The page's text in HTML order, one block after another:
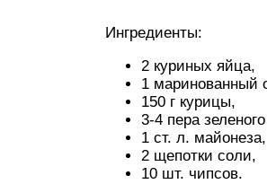
Ингредиенты:
2 куриных яйца,
1 маринованный
150 г курицы,
3-4 пера
1 ст. л. майонеза,
2 щепотки соли,
10 шт. чипсов.